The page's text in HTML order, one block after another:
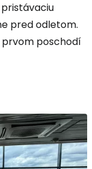
pred odletom.
prvom poschodí